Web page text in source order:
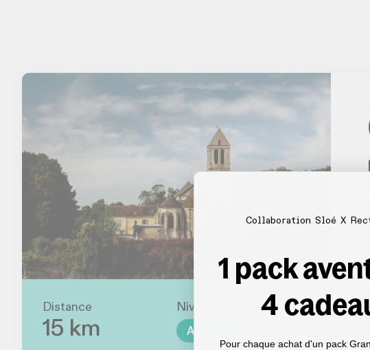
Distance
15 km
Niveau
Accessible
Collaboration Sloé X
1 pack
4
Pour chaque achat d'un pack